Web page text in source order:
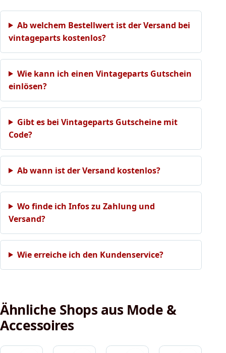
Ab welchem Bestellwert ist der Versand bei
vintageparts kostenlos?
Wie kann ich einen Vintageparts Gutschein
einlösen?
Gibt es bei Vintageparts Gutscheine mit
Code?
Ab wann ist der Versand kostenlos?
Wo finde ich Infos zu Zahlung und
Versand?
Wie erreiche ich den Kundenservice?
Ähnliche Shops aus Mode &
Accessoires